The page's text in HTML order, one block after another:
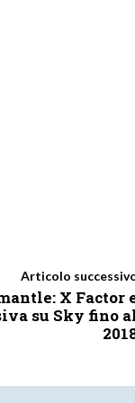
Articolo
X Factor
su Sky fino